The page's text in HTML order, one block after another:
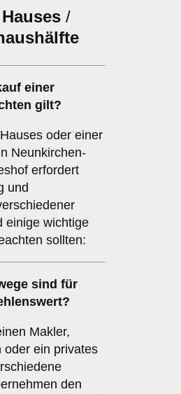
Hauses /
einer
gilt?
oder einer
Neunkirchen-
erfordert
und
einige wichtige
sollten:
sind für
Makler,
oder ein privates
den